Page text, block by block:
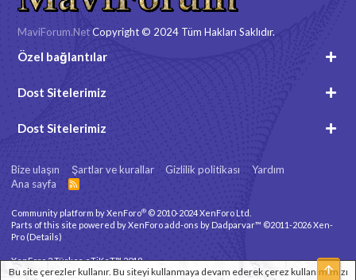
MaviForum.NetCopyright © 2024 Tüm Hakları Saklıdır.
Özel bağlantılar
Dost Sitelerimiz
Dost Sitelerimiz
Bize ulaşın Şartlar ve kurallar Gizlilik politikası
Yardım
Ana sayfa
R
Community platform by XenForo® © 2010-2024 XenForo Ltd.
Parts of this site powered byXenForo add-ons by Dadparvar™ ©2011-2026Xen-
Pro (Details)
XenForo 2 Türkçe eTiKeT™ 2019
Bu site çerezler kullanır. Bu siteyi kullanmaya devam ederek çerez kullanımımızı
Üst